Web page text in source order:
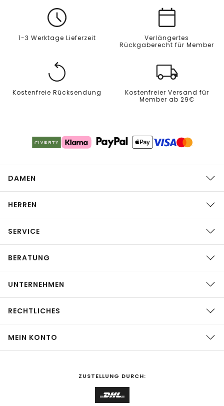
1-3 Werktage Lieferzeit
Verlängertes
Rückgaberecht für Member
Kostenfreie Rücksendung
Kostenfreier Versand für
Member ab 29€
DAMEN
HERREN
SERVICE
BERATUNG
UNTERNEHMEN
RECHTLICHES
MEIN KONTO
ZUSTELLUNG DURCH: